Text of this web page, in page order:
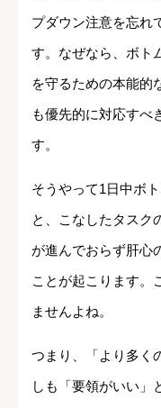
プダウン注意を忘れ
す。なぜなら、ボト
を守るための本能的
も優先的に対応すべ
す。
そうやって1日中ボ
と、こなしたタスク
が進んでおらず肝心
ことが起こります。
ませんよね。
つまり、「より多く
しも「要領がいい」